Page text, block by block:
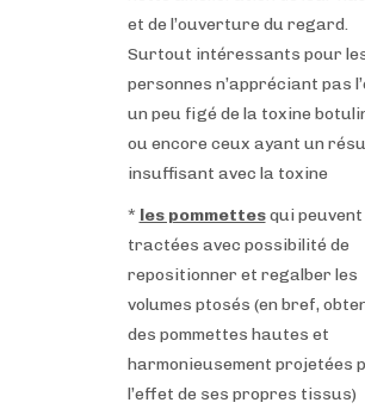
et de l’ouverture du regard.
Surtout intéressants pour
personnes n’appréciant pas
un peu figé de la toxine
ou encore ceux ayant un
insuffisant avec la toxine
* les pommettesqui
tractées avec possibilité de
repositionner et regalber les
volumes ptosés (en bref,
des pommettes hautes et
harmonieusement projetées
l’effet de ses propres tissus)